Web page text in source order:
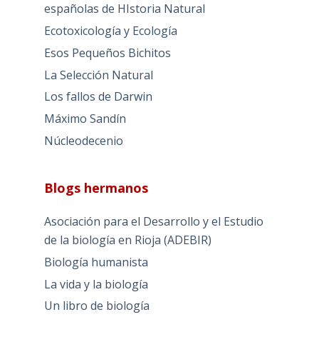
españolas de HIstoria Natural
Ecotoxicología y Ecología
Esos Pequeños Bichitos
La Selección Natural
Los fallos de Darwin
Máximo Sandín
Núcleodecenio
Blogs hermanos
Asociación para el Desarrollo y el Estudio
de la biología en Rioja (ADEBIR)
Biología humanista
La vida y la biología
Un libro de biología